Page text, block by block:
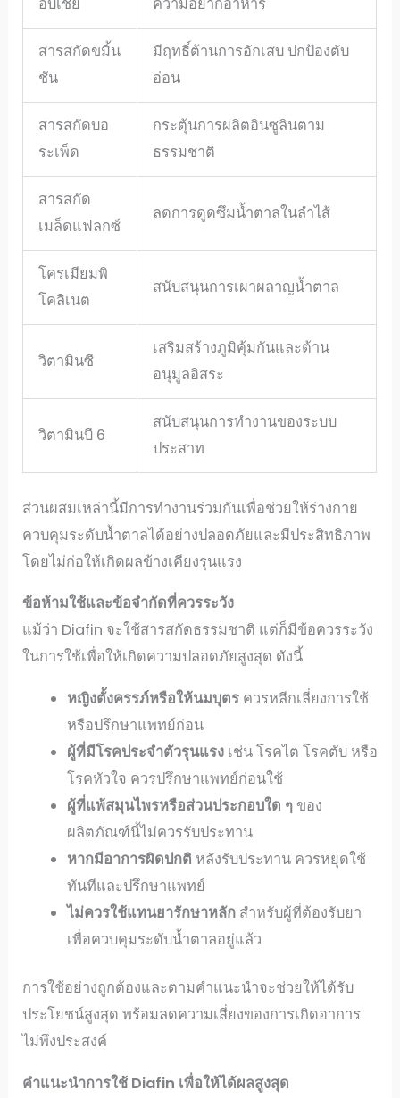
อบเชย ความอยากอาหาร
สารสกัดขมิ้น
ชัน
มีฤทธิ์ต้านการอักเสบ ปกป้องตับ
อ่อน
สารสกัดบอ
ระเพ็ด
กระตุ้นการผลิตอินซูลินตาม
ธรรมชาติ
สารสกัด
เมล็ดแฟลกซ์
ลดการดูดซึมน้ำตาลในลำไส้
โครเมียมพิ
โคลิเนต
สนับสนุนการเผาผลาญน้ำตาล
วิตามินซี
เสริมสร้างภูมิคุ้มกันและต้าน
อนุมูลอิสระ
วิตามินบี 6
สนับสนุนการทำงานของระบบ
ประสาท
ส่วนผสมเหล่านี้มีการทำงานร่วมกันเพื่อช่วยให้ร่างกาย
ควบคุมระดับน้ำตาลได้อย่างปลอดภัยและมีประสิทธิภาพ
โดยไม่ก่อให้เกิดผลข้างเคียงรุนแรง
ข้อห้ามใช้และข้อจำกัดที่ควรระวัง
แม้ว่า Diafin จะใช้สารสกัดธรรมชาติ แต่ก็มีข้อควรระวัง
ในการใช้เพื่อให้เกิดความปลอดภัยสูงสุด ดังนี้
หญิงตั้งครรภ์หรือให้นมบุตรควรหลีกเลี่ยงการใช้
หรือปรึกษาแพทย์ก่อน
ผู้ที่มีโรคประจำตัวรุนแรงเช่น โรคไต โรคตับ หรือ
โรคหัวใจ ควรปรึกษาแพทย์ก่อนใช้
ผู้ที่แพ้สมุนไพรหรือส่วนประกอบใด ๆของ
ผลิตภัณฑ์นี้ไม่ควรรับประทาน
หากมีอาการผิดปกติ หลังรับประทาน ควรหยุดใช้
ทันทีและปรึกษาแพทย์
ไม่ควรใช้แทนยารักษาหลักสำหรับผู้ที่ต้องรับยา
เพื่อควบคุมระดับน้ำตาลอยู่แล้ว
การใช้อย่างถูกต้องและตามคำแนะนำจะช่วยให้ได้รับ
ประโยชน์สูงสุด พร้อมลดความเสี่ยงของการเกิดอาการ
ไม่พึงประสงค์
คำแนะนำการใช้ Diafin เพื่อให้ได้ผลสูงสุด